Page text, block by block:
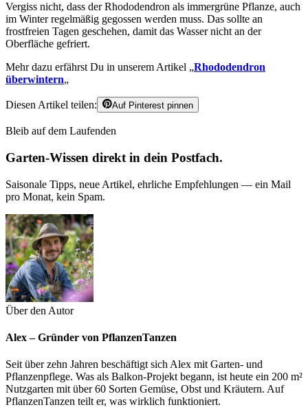
Vergiss nicht, dass der Rhododendron als immergrüne Pflanze, auch
im Winter regelmäßig gegossen werden muss. Das sollte an
frostfreien Tagen geschehen, damit das Wasser nicht an der
Oberfläche gefriert.
Mehr dazu erfährst Du in unserem Artikel „Rhododendron
überwintern„
Diesen Artikel teilen: Auf Pinterest pinnen
Bleib auf dem Laufenden
Garten-Wissen direkt in dein Postfach.
Saisonale Tipps, neue Artikel, ehrliche Empfehlungen — ein Mail
pro Monat, kein Spam.
Über den Autor
Alex – Gründer von PflanzenTanzen
Seit über zehn Jahren beschäftigt sich Alex mit Garten- und
Pflanzenpflege. Was als Balkon-Projekt begann, ist heute ein 200 m²
Nutzgarten mit über 60 Sorten Gemüse, Obst und Kräutern. Auf
PflanzenTanzen teilt er, was wirklich funktioniert.